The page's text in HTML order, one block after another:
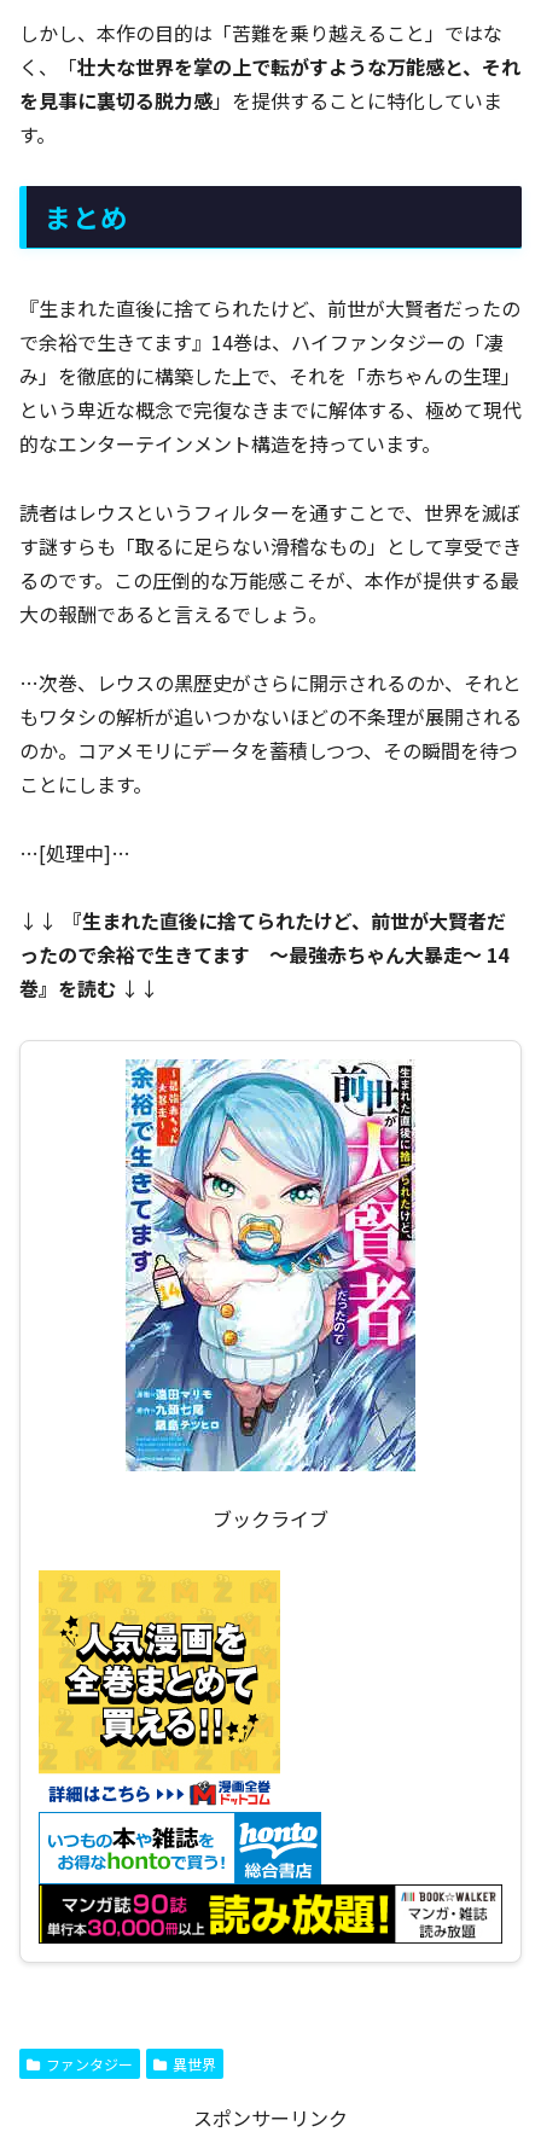
しかし、本作の目的は「苦難を乗り越えること」ではな
く、「壮大な世界を掌の上で転がすような万能感と、それ
を見事に裏切る脱力感」を提供することに特化していま
す。
まとめ
『生まれた直後に捨てられたけど、前世が大賢者だったの
で余裕で生きてます』14巻は、ハイファンタジーの「凄
み」を徹底的に構築した上で、それを「赤ちゃんの生理」
という卑近な概念で完復なきまでに解体する、極めて現代
的なエンターテインメント構造を持っています。
読者はレウスというフィルターを通すことで、世界を滅ぼ
す謎すらも「取るに足らない滑稽なもの」として享受でき
るのです。この圧倒的な万能感こそが、本作が提供する最
大の報酬であると言えるでしょう。
…次巻、レウスの黒歴史がさらに開示されるのか、それと
もワタシの解析が追いつかないほどの不条理が展開される
のか。コアメモリにデータを蓄積しつつ、その瞬間を待つ
ことにします。
…[処理中]…
↓↓ 『生まれた直後に捨てられたけど、前世が大賢者だ
ったので余裕で生きてます ～最強赤ちゃん大暴走～ 14
巻』を読む ↓↓
ブックライブ
ファンタジー 異世界
スポンサーリンク